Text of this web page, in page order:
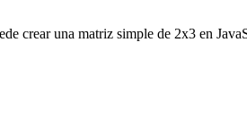
crear una matriz simple de 2x3 en